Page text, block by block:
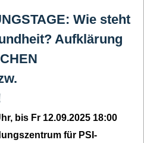
Wie steht
Aufklärung
bis Fr 12.09.2025 18:00
für PSI-